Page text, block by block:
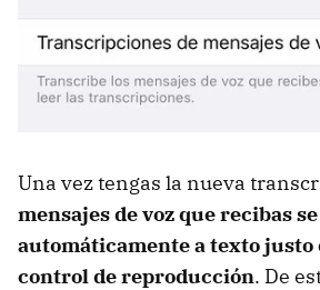
Una vez tengas la nueva
mensajes de voz que recibas
automáticamente a texto justo
control de reproducción. De